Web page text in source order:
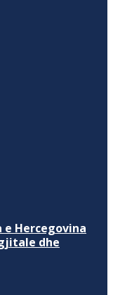
e Hercegovina
dhe